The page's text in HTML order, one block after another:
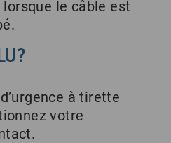
le câble est
à tirette
votre